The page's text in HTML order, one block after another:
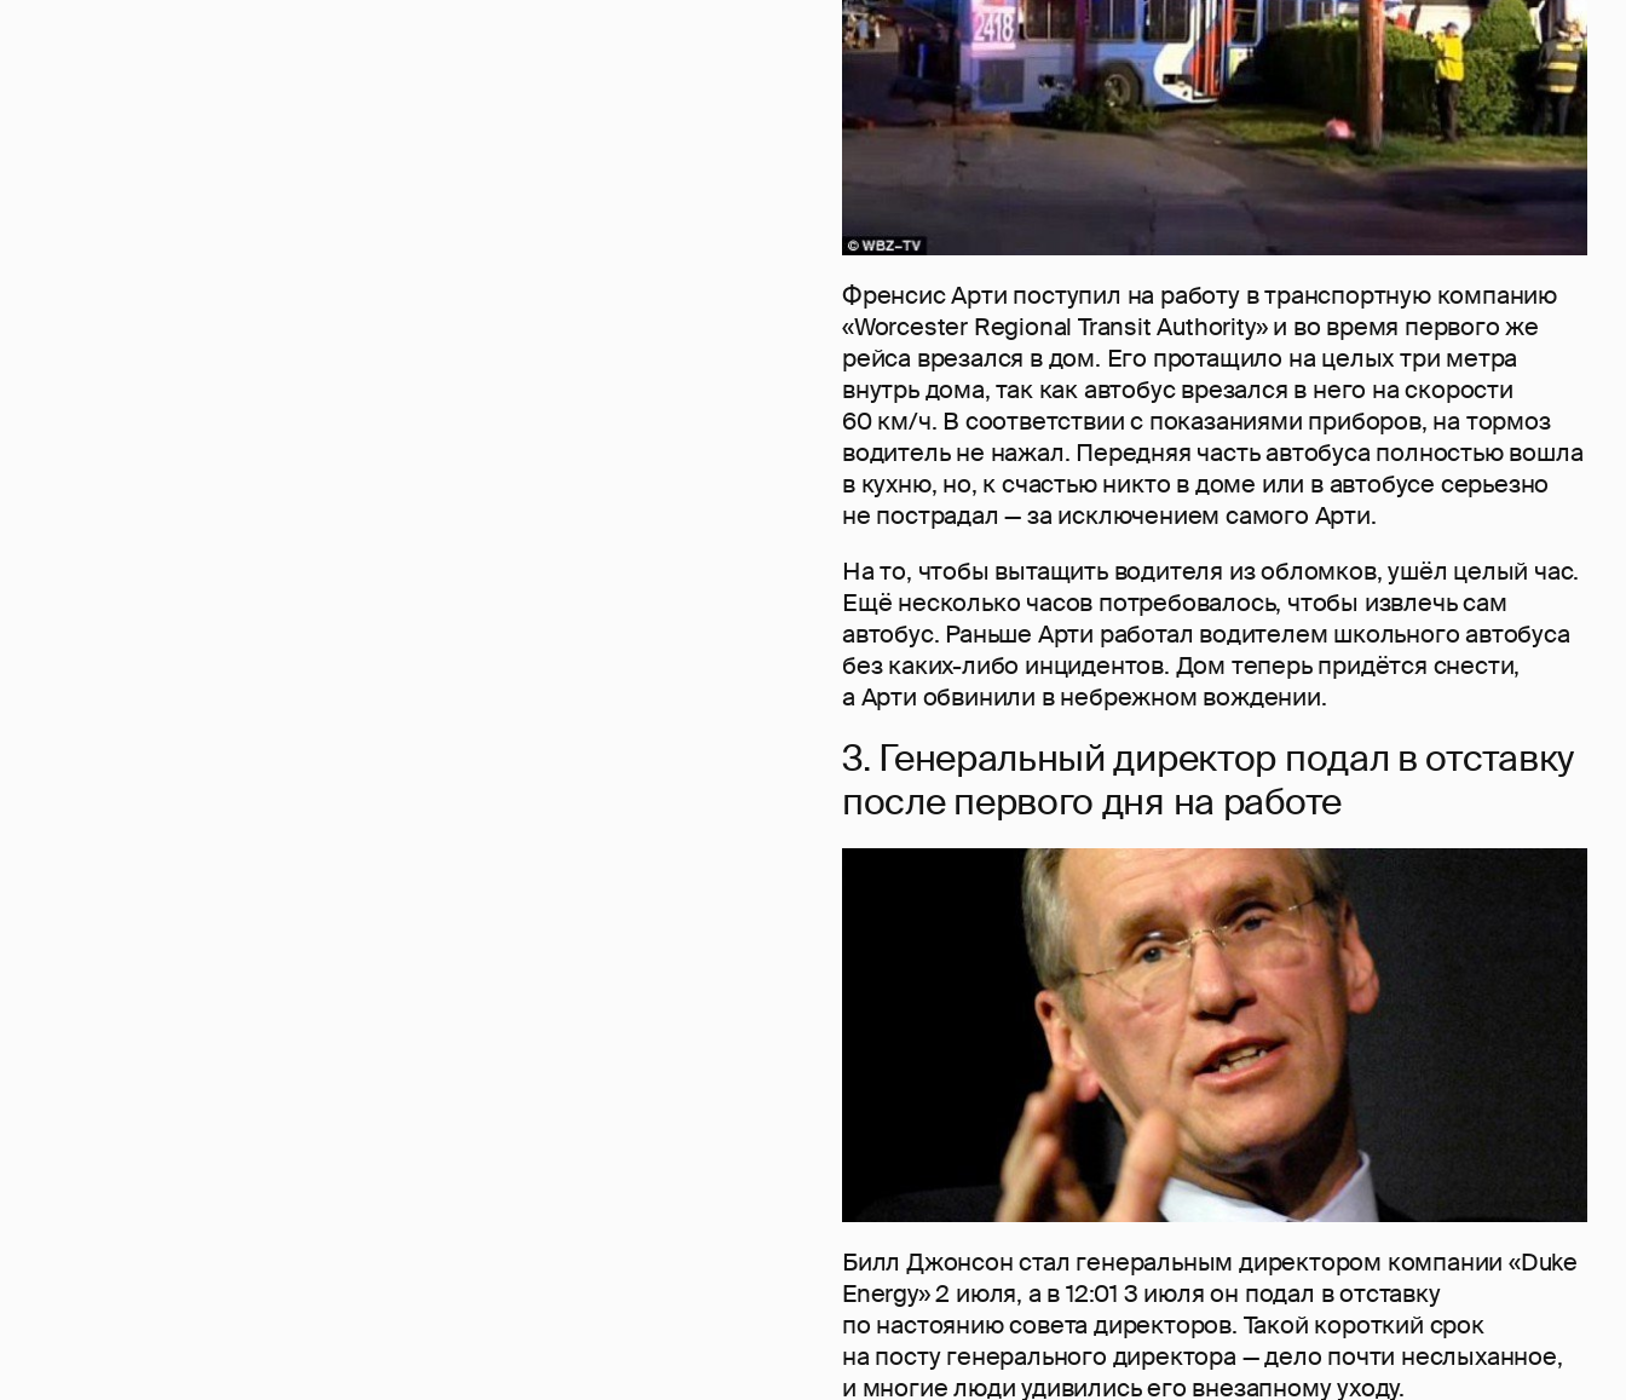
Френсис Арти поступил на работу в транспортную компанию
«Worcester Regional Transit Authority» и во время первого же
рейса врезался в дом. Его протащило на целых три метра
внутрь дома, так как автобус врезался в него на скорости
60 км/ч. В соответствии с показаниями приборов, на тормоз
водитель не нажал. Передняя часть автобуса полностью вошла
в кухню, но, к счастью никто в доме или в автобусе серьезно
не пострадал — за исключением самого Арти.
На то, чтобы вытащить водителя из обломков, ушёл целый час.
Ещё несколько часов потребовалось, чтобы извлечь сам
автобус. Раньше Арти работал водителем школьного автобуса
без каких-либо инцидентов. Дом теперь придётся снести,
а Арти обвинили в небрежном вождении.
3. Генеральный директор подал в отставку
после первого дня на работе
Билл Джонсон стал генеральным директором компании «Duke
Energy» 2 июля, а в 12:01 3 июля он подал в отставку
по настоянию совета директоров. Такой короткий срок
на посту генерального директора — дело почти неслыханное,
и многие люди удивились его внезапному уходу.